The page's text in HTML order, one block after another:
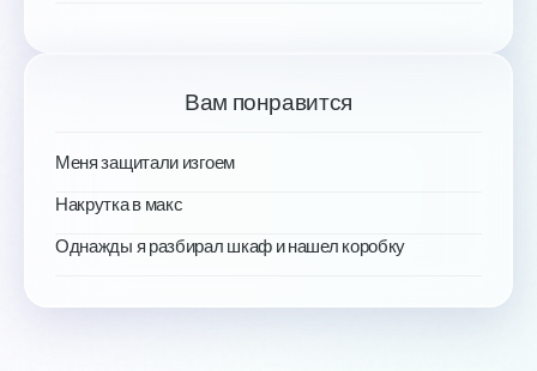
Вам понравится
Меня защитали изгоем
Накрутка в макс
Однажды я разбирал шкаф и нашел коробку